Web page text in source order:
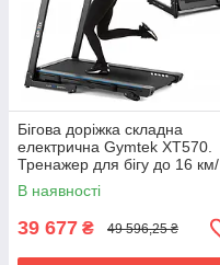
Бігова доріжка складна
електрична Gymtek XT570.
Тренажер для бігу до 16 км/
год. Багатофункціональна
В наявності
39 677 ₴ 49 596,25 ₴